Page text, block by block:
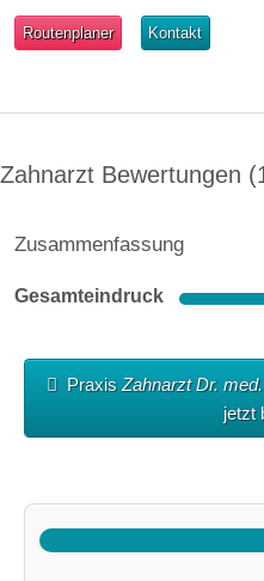
Routenplaner Kontakt
Zahnarzt Bewertungen
Zusammenfassung
Gesamteindruck
PraxisZahnarzt Dr.
jetzt